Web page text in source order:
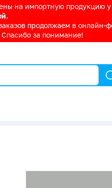
на импортную продукцию
продолжаем в онлайн-
за понимание!